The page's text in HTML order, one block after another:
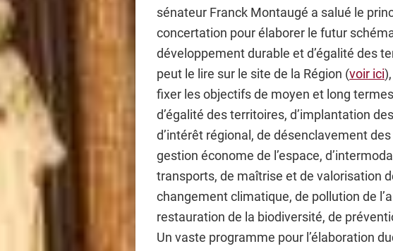
sénateur Franck Montaugé a salué le
concertation pour élaborer le futur
développement durable et d’égalité des
peut le lire sur le site de la Région (voir ici
fixer les objectifs de moyen et long
d’égalité des territoires, d’implantation
d’intérêt régional, de désenclavement
gestion économe de l’espace,
transports, de maîtrise et de valorisation
changement climatique, de pollution de
restauration de la biodiversité, de
Un vaste programme pour l’élaboration